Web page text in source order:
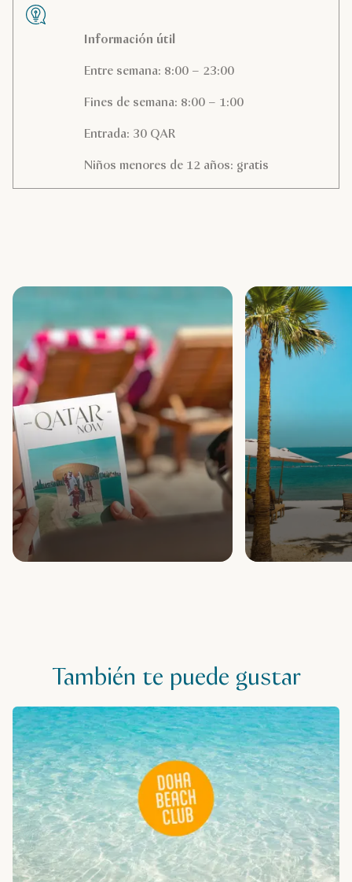
Información útil
Entre semana: 8:00 – 23:00
Fines de semana: 8:00 – 1:00
Entrada: 30 QAR
Niños menores de 12 años: gratis
También te puede gustar